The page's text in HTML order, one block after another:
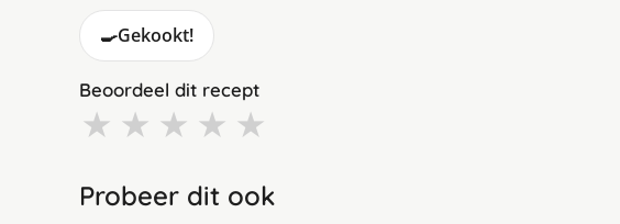
🍳Gekookt!
Beoordeel dit recept
★ ★ ★ ★ ★
Probeer dit ook